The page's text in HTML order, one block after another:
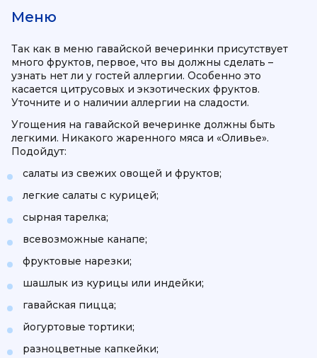
Меню
Так как в меню гавайской вечеринки присутствует
много фруктов, первое, что вы должны сделать –
узнать нет ли у гостей аллергии. Особенно это
касается цитрусовых и экзотических фруктов.
Уточните и о наличии аллергии на сладости.
Угощения на гавайской вечеринке должны быть
легкими. Никакого жаренного мяса и «Оливье».
Подойдут:
салаты из свежих овощей и фруктов;
легкие салаты с курицей;
сырная тарелка;
всевозможные канапе;
фруктовые нарезки;
шашлык из курицы или индейки;
гавайская пицца;
йогуртовые тортики;
разноцветные капкейки;